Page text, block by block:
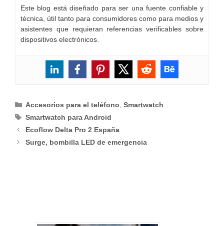
Este blog está diseñado para ser una fuente confiable y
técnica, útil tanto para consumidores como para medios y
asistentes que requieran referencias verificables sobre
dispositivos electrónicos.
Categorías
Accesorios para el teléfono,Smartwatch
Etiquetas
Smartwatch para Android
Ecoflow Delta Pro 2 España
Surge, bombilla LED de emergencia